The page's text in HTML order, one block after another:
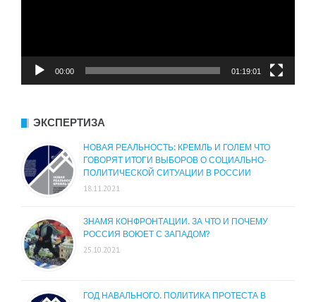
00:00 01:19:01
ЭКСПЕРТИЗА
НОВАЯ РЕАЛЬНОСТЬ: КРЕМЛЬ И ГОЛЕМ ЧТО
ГОВОРЯТ ИТОГИ ВЫБОРОВ О СОЦИАЛЬНО-
ПОЛИТИЧЕСКОЙ СИТУАЦИИ В РОССИИ
18.11.2021
ЗНАМЯ КОНФРОНТАЦИИ. ЗА ЧТО И ПОЧЕМУ
РОССИЯ ВОЮЕТ С ЗАПАДОМ?
25.10.2021
ГОД НАВАЛЬНОГО. ПОЛИТИКА ПРОТЕСТА В